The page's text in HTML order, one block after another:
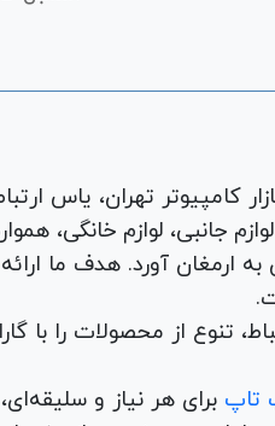
و
به ارمغان آورد. هدف ما
تنوع از محصولات را
تاپ